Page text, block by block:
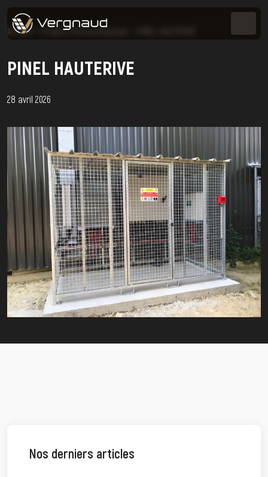
Accueil Projets Photovoltaïques
PINEL HAUTERIVE
28 avril 2026
Nos derniers articles